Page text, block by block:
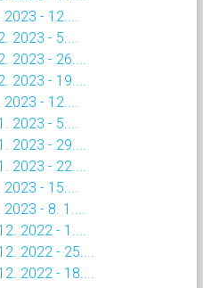
- 12....
2023 - 5....
2023 - 26....
2023 - 19....
- 12....
2023 - 5....
2023 - 29....
2023 - 22....
- 15....
- 8. 1....
2022 - 1....
2022 - 25....
2022 - 18....